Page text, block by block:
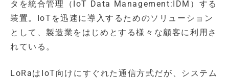
タを統合管理（IoT Data Management:IDM）する
装置。IoTを迅速に導入するためのソリューション
として、製造業をはじめとする様々な顧客に利用さ
れている。
LoRaはIoT向けにすぐれた通信方式だが、システム